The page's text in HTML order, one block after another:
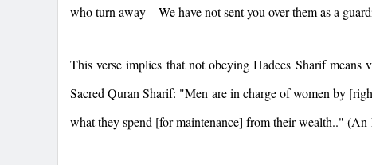
who turn away – We have not sent you over them as a
This verse implies that not obeying Hadees Sharif
Sacred Quran Sharif: "Men are in charge of women by
what they spend [for maintenance] from their wealth.."